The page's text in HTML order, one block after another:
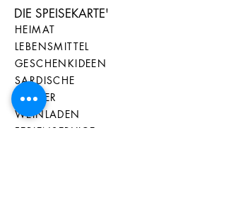
DIE SPEISEKARTE'
HEIMAT
LEBENSMITTEL
GESCHENKIDEEN
SARDISCHE
MESSER
WEINLADEN
FERIENSERVICE